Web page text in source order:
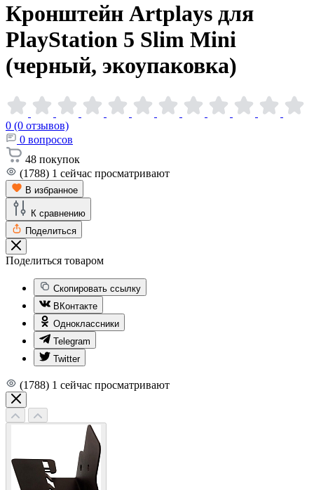
Кронштейн Artplays для
PlayStation 5 Slim Mini
(черный, экоупаковка)
0 (0 отзывов)
0 вопросов
48 покупок
(1788) 1 сейчас просматривают
В избранное
К сравнению
Поделиться
Поделиться товаром
Скопировать ссылку
ВКонтакте
Одноклассники
Telegram
Twitter
(1788) 1 сейчас просматривают